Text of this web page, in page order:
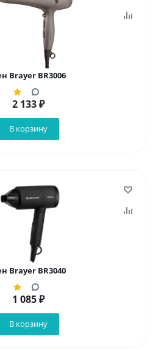
Brayer BR3006
2 133₽
В корзину
Brayer BR3040
1 085₽
В корзину